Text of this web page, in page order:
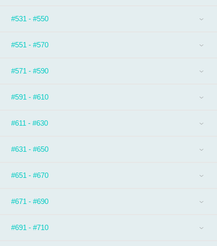
#531 - #550
#551 - #570
#571 - #590
#591 - #610
#611 - #630
#631 - #650
#651 - #670
#671 - #690
#691 - #710